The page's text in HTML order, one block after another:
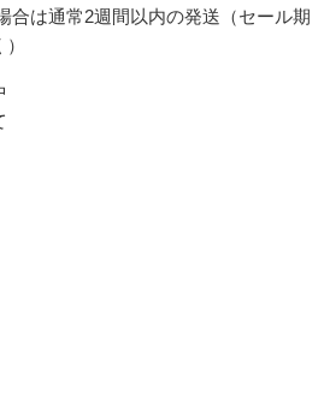
合は通常2週間以内の発送（セール期